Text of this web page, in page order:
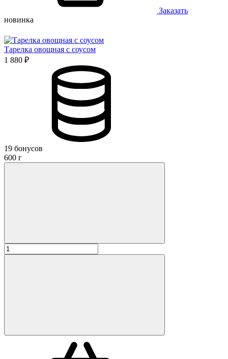
Заказать
новинка
Тарелка овощная с соусом
1 880 ₽
19 бонусов
600 г